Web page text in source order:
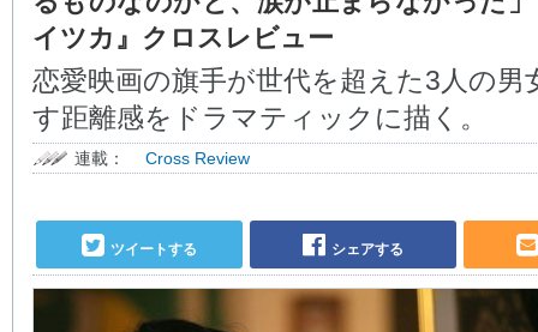
イツカ』クロスレビュー
恋愛映画の旗手が世代を超えた3人の男
す距離感をドラマティックに描く。
連載： Cross Review
ツイートする シェアする